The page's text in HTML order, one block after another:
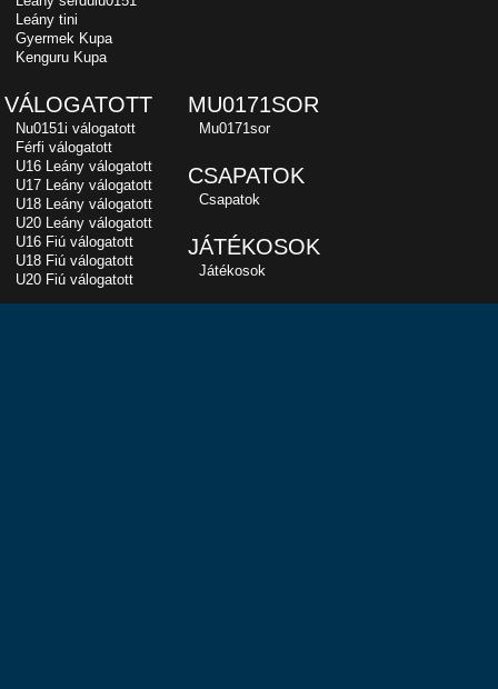
Leány tini
Gyermek Kupa
Kenguru Kupa
VÁLOGATOTT
Nu0151i válogatott
Férfi válogatott
U16 Leány válogatott
U17 Leány válogatott
U18 Leány válogatott
U20 Leány válogatott
U16 Fiú válogatott
U18 Fiú válogatott
U20 Fiú válogatott
MU0171SOR
Mu0171sor
CSAPATOK
Csapatok
JÁTÉKOSOK
Játékosok